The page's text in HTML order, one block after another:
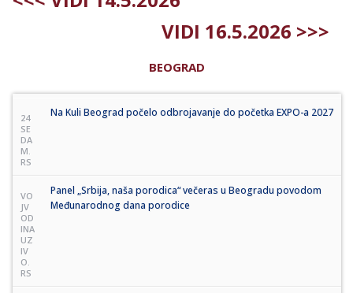
VIDI 16.5.2026 >>>
BEOGRAD
24
SE
DA
M.
RS
Na Kuli Beograd počelo odbrojavanje do početka EXPO-a 2027
VO
JV
OD
INA
UZ
IV
O.
RS
Panel „Srbija, naša porodica“ večeras u Beogradu povodom
Međunarodnog dana porodice